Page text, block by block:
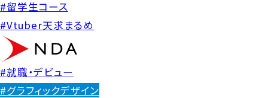
#留学生コース
#Vtuber天求まるめ
#就職・デビュー
#グラフィックデザイン